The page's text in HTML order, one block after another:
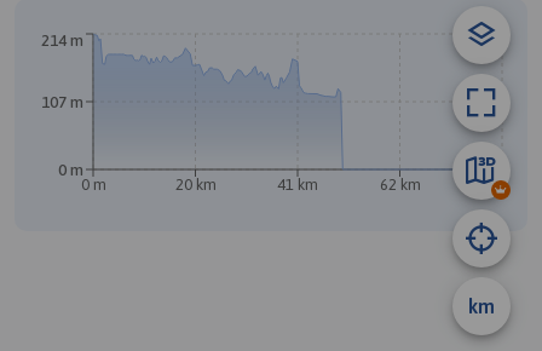
km
0 m 20 km 41 km 62 km 83 km
0 m
107 m
214 m